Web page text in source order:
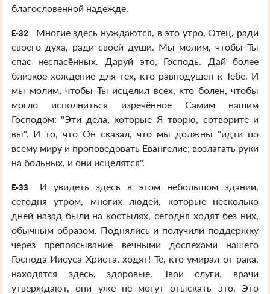
благословенной надежде.
E-32
Многие здесь нуждаются, в это утро, Отец, ради
своего духа, ради своей души. Мы молим, чтобы Ты
спас неспасённых. Даруй это, Господь. Дай более
близкое хождение для тех, кто равнодушен к Тебе. И
мы молим, чтобы Ты исцелил всех, кто болен, чтобы
могло исполниться изречённое Самим нашим
Господом: "Эти дела, которые Я творю, сотворите и
вы". И то, что Он сказал, что мы должны "идти по
всему миру и проповедовать Евангелие; возлагать руки
на больных, и они исцелятся".
E-33
И увидеть здесь в этом небольшом здании,
сегодня утром, многих людей, которые несколько
дней назад были на костылях, сегодня ходят без них,
обычным образом. Поднялись и получили поддержку
через препоясывание вечными доспехами нашего
Господа Иисуса Христа, ходят! Те, кто умирал от рака,
находятся здесь, здоровые. Твои слуги, врачи
утверждают, они уже не могут отыскать это. Это